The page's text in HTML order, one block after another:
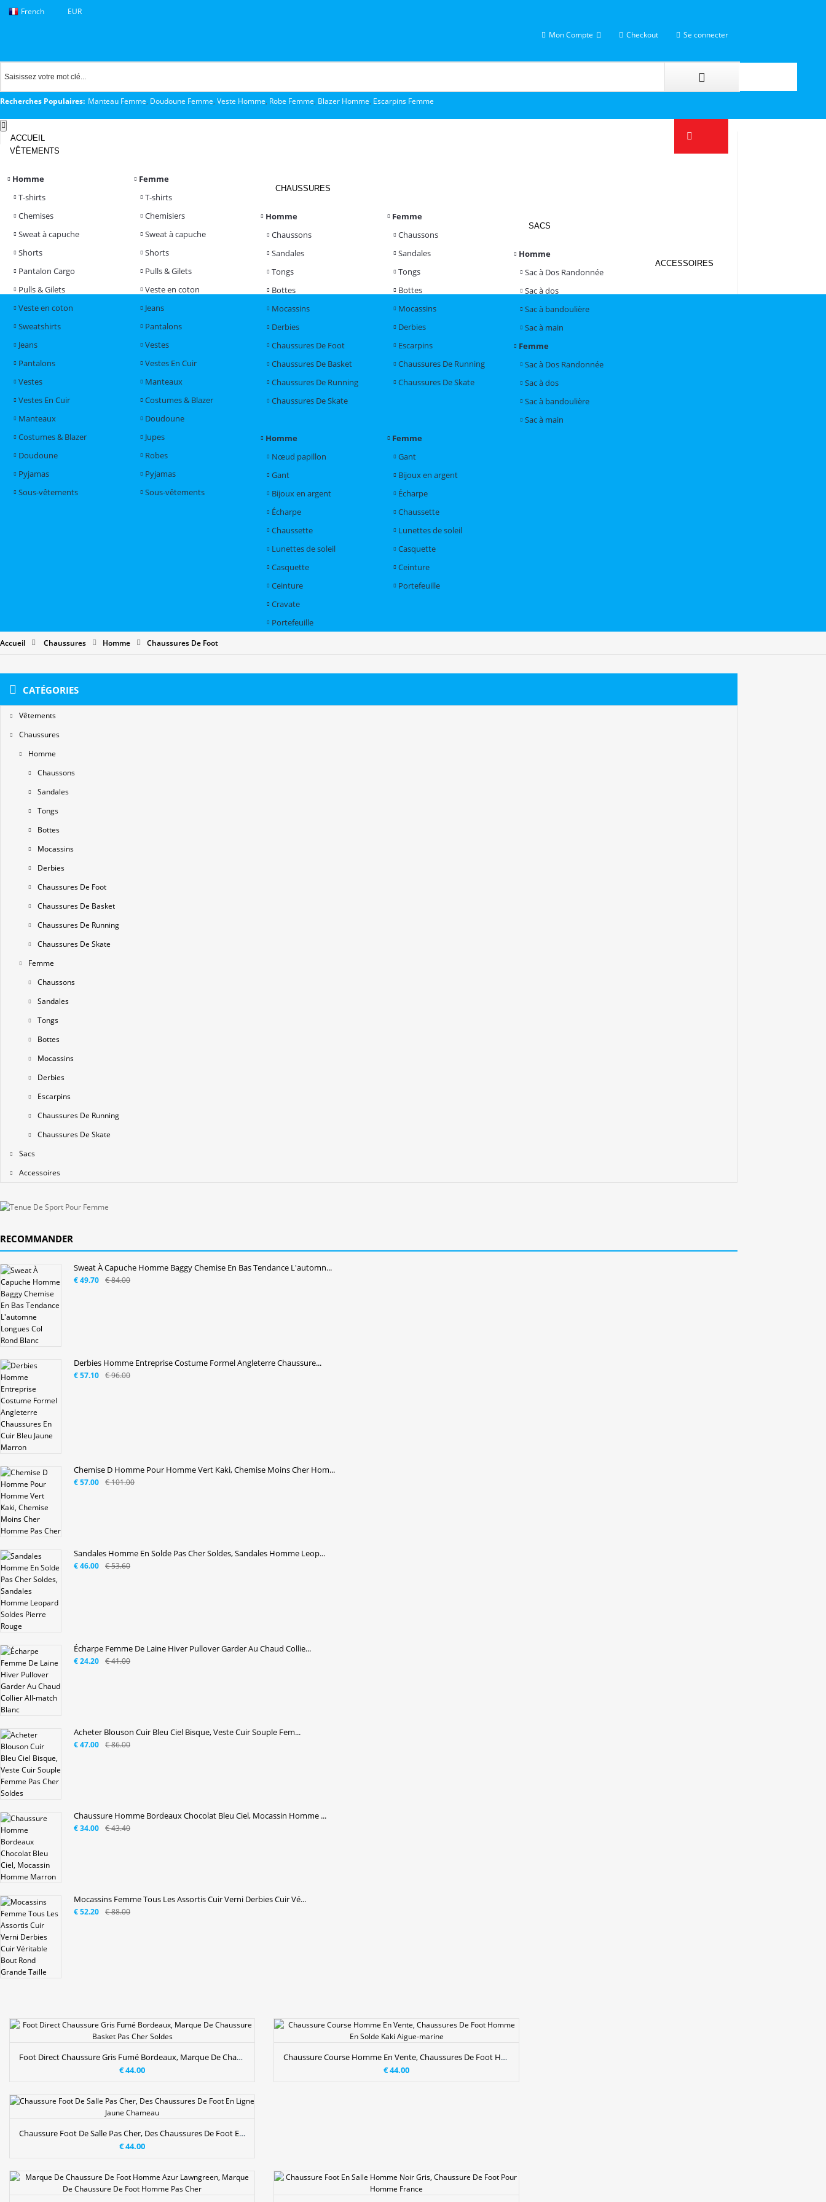
French EUR
Mon Compte Checkout Se connecter
Recherches Populaires: Manteau Femme, Doudoune Femme, Veste Homme, Robe Femme, Blazer Homme, Escarpins Femme
ACCUEIL
VÊTEMENTS
Homme
T-shirts
Chemises
Sweat à capuche
Shorts
Pantalon Cargo
Pulls & Gilets
Veste en coton
Sweatshirts
Jeans
Pantalons
Vestes
Vestes En Cuir
Manteaux
Costumes & Blazer
Doudoune
Pyjamas
Sous-vêtements
Femme
T-shirts
Chemisiers
Sweat à capuche
Shorts
Pulls & Gilets
Veste en coton
Jeans
Pantalons
Vestes
Vestes En Cuir
Manteaux
Costumes & Blazer
Doudoune
Jupes
Robes
Pyjamas
Sous-vêtements
CHAUSSURES
Homme
Chaussons
Sandales
Tongs
Bottes
Mocassins
Derbies
Chaussures De Foot
Chaussures De Basket
Chaussures De Running
Chaussures De Skate
Femme
Chaussons
Sandales
Tongs
Bottes
Mocassins
Derbies
Escarpins
Chaussures De Running
Chaussures De Skate
SACS
Homme
Sac à Dos Randonnée
Sac à dos
Sac à bandoulière
Sac à main
Femme
Sac à Dos Randonnée
Sac à dos
Sac à bandoulière
Sac à main
ACCESSOIRES
Homme
Nœud papillon
Gant
Bijoux en argent
Écharpe
Chaussette
Lunettes de soleil
Casquette
Ceinture
Cravate
Portefeuille
Femme
Gant
Bijoux en argent
Écharpe
Chaussette
Lunettes de soleil
Casquette
Ceinture
Portefeuille
Accueil Chaussures Homme Chaussures De Foot
CATÉGORIES
Vêtements
Chaussures
Homme
Chaussons
Sandales
Tongs
Bottes
Mocassins
Derbies
Chaussures De Foot
Chaussures De Basket
Chaussures De Running
Chaussures De Skate
Femme
Chaussons
Sandales
Tongs
Bottes
Mocassins
Derbies
Escarpins
Chaussures De Running
Chaussures De Skate
Sacs
Accessoires
RECOMMANDER
Sweat À Capuche Homme Baggy Chemise En Bas Tendance L'automn...
€ 84.00
€ 49.70
Derbies Homme Entreprise Costume Formel Angleterre Chaussure...
€ 96.00
€ 57.10
Chemise D Homme Pour Homme Vert Kaki, Chemise Moins Cher Hom...
€ 101.00
€ 57.00
Sandales Homme En Solde Pas Cher Soldes, Sandales Homme Leop...
€ 53.60
€ 46.00
Écharpe Femme De Laine Hiver Pullover Garder Au Chaud Collie...
€ 41.00
€ 24.20
Acheter Blouson Cuir Bleu Ciel Bisque, Veste Cuir Souple Fem...
€ 86.00
€ 47.00
Chaussure Homme Bordeaux Chocolat Bleu Ciel, Mocassin Homme ...
€ 43.40
€ 34.00
Mocassins Femme Tous Les Assortis Cuir Verni Derbies Cuir Vé...
€ 88.00
€ 52.20
Foot Direct Chaussure Gris Fumé Bordeaux, Marque De Chaussure Basket Pas Cher Soldes
€ 44.00
Chaussure Course Homme En Vente, Chaussures De Foot Homme En Solde Kaki Aigue-marine
€ 44.00
Chaussure Foot De Salle Pas Cher, Des Chaussures De Foot En Ligne Jaune Chameau
€ 44.00